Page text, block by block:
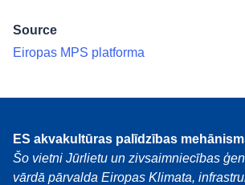
Source
Eiropas MPS platforma
ES akvakultūras palīdzības
Šo vietni Jūrlietu un zivsaimniecības
vārdā pārvalda Eiropas Klimata,